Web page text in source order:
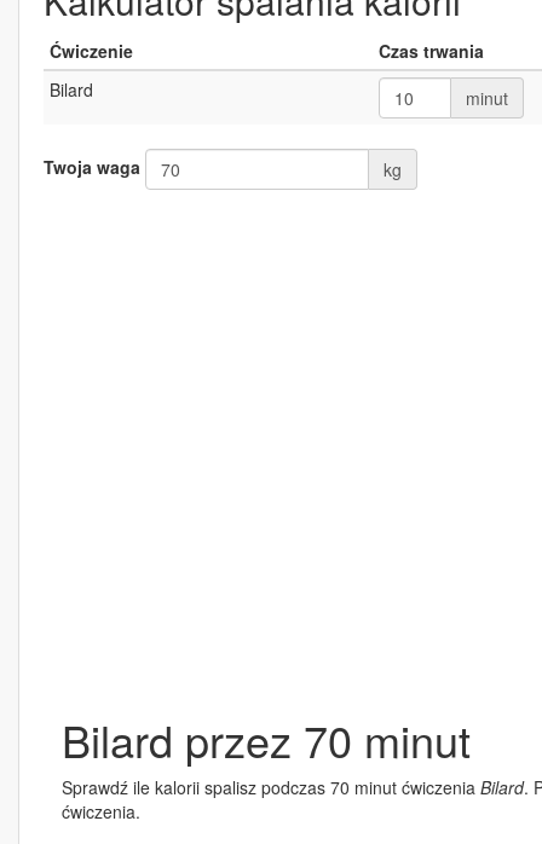
Ćwiczenie
Czas trwania
Bilard
minut
Twoja waga kg
Bilard przez 70 minut
Sprawdź ile kalorii spalisz podczas 70 minut ćwiczenia Bilard.
ćwiczenia.